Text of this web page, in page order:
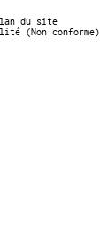
du site
(Non conforme)